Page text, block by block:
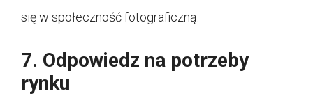
się w społeczność fotograficzną.
7. Odpowiedz na potrzeby
rynku